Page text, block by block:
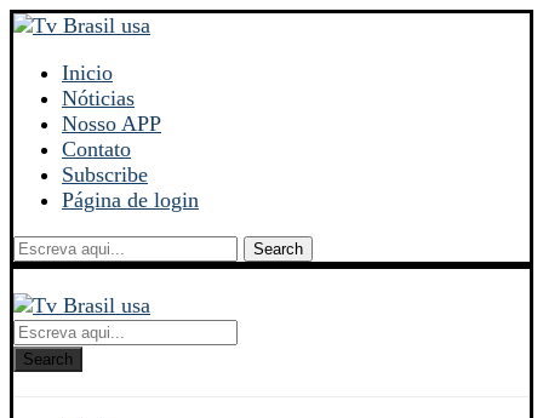
Inicio
Nóticias
Nosso APP
Contato
Subscribe
Página de login
Search
Search